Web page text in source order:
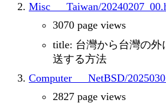
Misc___Taiwan/
3070 page views
title: 台灣から台灣の外
送する方法
Computer___NetBSD/
2827 page views